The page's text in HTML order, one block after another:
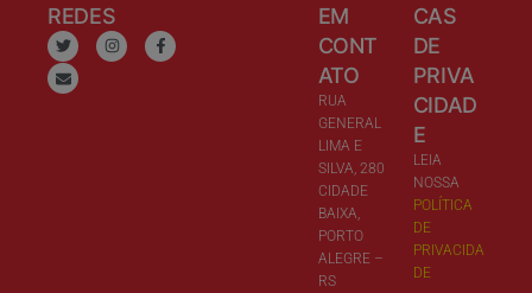
REDES
EM
CONT
ATO
RUA
GENERAL
LIMA E
SILVA, 280
CIDADE
BAIXA,
PORTO
ALEGRE –
RS
CAS
DE
PRIVA
CIDAD
E
LEIA
NOSSA
POLÍTICA
DE
PRIVACIDA
DE